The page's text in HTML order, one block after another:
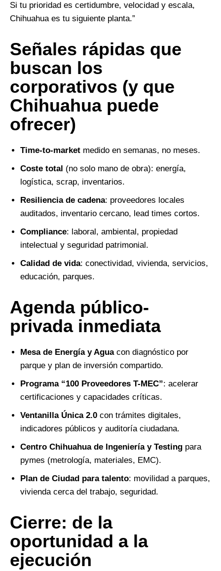
Si tu prioridad es certidumbre, velocidad y escala,
Chihuahua es tu siguiente planta.”
Señales rápidas que
buscan los
corporativos (y que
Chihuahua puede
ofrecer)
Time-to-market medido en semanas, no meses.
Coste total (no solo mano de obra): energía,
logística, scrap, inventarios.
Resiliencia de cadena: proveedores locales
auditados, inventario cercano, lead times cortos.
Compliance: laboral, ambiental, propiedad
intelectual y seguridad patrimonial.
Calidad de vida: conectividad, vivienda, servicios,
educación, parques.
Agenda público-
privada inmediata
Mesa de Energía y Aguacon diagnóstico por
parque y plan de inversión compartido.
Programa “100 Proveedores T-MEC”: acelerar
certificaciones y capacidades críticas.
Ventanilla Única 2.0 con trámites digitales,
indicadores públicos y auditoría ciudadana.
Centro Chihuahua de Ingeniería y Testing para
pymes (metrología, materiales, EMC).
Plan de Ciudad para talento: movilidad a parques,
vivienda cerca del trabajo, seguridad.
Cierre: de la
oportunidad a la
ejecución